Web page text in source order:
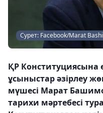
Сурет: Facebook/Marat
ҚР Конституциясына
ұсыныстар әзірлеу
мүшесі Марат
тарихи мәртебесі